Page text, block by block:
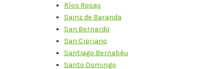
Ríos Rosas
Sainz de Baranda
San Bernardo
San Cipriano
Santiago Bernabéu
Santo Domingo